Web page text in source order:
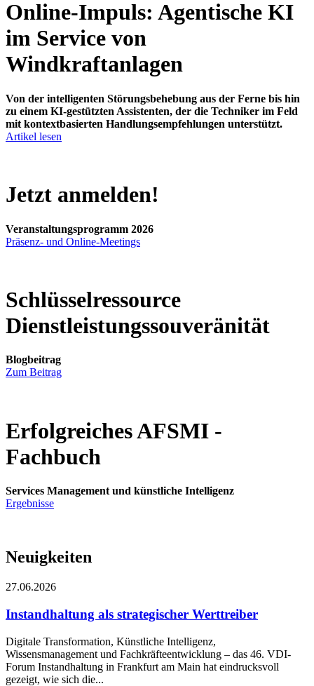
Online-Impuls: Agentische KI
im Service von
Windkraftanlagen
Von der intelligenten Störungsbehebung aus der Ferne bis hin
zu einem KI-gestützten Assistenten, der die Techniker im Feld
mit kontextbasierten Handlungsempfehlungen unterstützt.
Artikel lesen
Jetzt anmelden!
Veranstaltungsprogramm 2026
Präsenz- und Online-Meetings
Schlüsselressource
Dienstleistungssouveränität
Blogbeitrag
Zum Beitrag
Erfolgreiches AFSMI -
Fachbuch
Services Management und künstliche Intelligenz
Ergebnisse
Neuigkeiten
27.06.2026
Instandhaltung als strategischer Werttreiber
Digitale Transformation, Künstliche Intelligenz,
Wissensmanagement und Fachkräfteentwicklung – das 46. VDI-
Forum Instandhaltung in Frankfurt am Main hat eindrucksvoll
gezeigt, wie sich die...